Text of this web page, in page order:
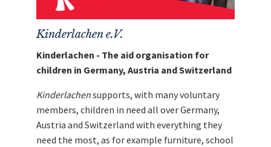
Kinderlachen e.V.
Kinderlachen - The aid organisation for
children in Germany, Austria and Switzerland
Kinderlachensupports, with many voluntary
members, children in need all over Germany,
Austria and Switzerland with everything they
need the most, as for example furniture, school